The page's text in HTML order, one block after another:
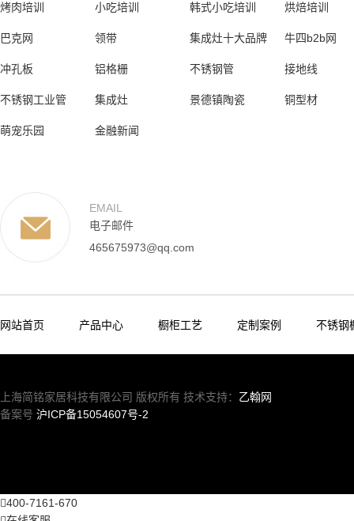
烤肉培训 小吃培训 韩式小吃培训 烘焙培训
巴克网 领带 集成灶十大品牌 牛四b2b网
冲孔板 铝格栅 不锈钢管 接地线
不锈钢工业管 集成灶 景德镇陶瓷 铜型材
萌宠乐园 金融新闻
EMAIL
电子邮件
465675973@qq.com
网站首页 产品中心 橱柜工艺 定制案例 不锈钢
上海简铭家居科技有限公司 版权所有 技术支持： 乙翰网
备案号 沪ICP备15054607号-2
400-7161-670